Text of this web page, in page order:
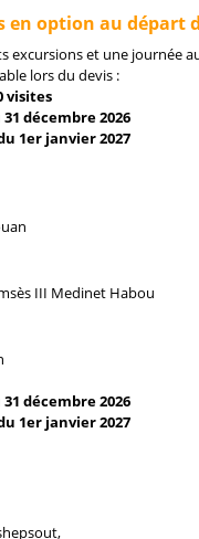
en option au départ
excursions et une journée
lors du devis :
visites
décembre 2026
1er janvier 2027
III Medinet Habou
décembre 2026
1er janvier 2027